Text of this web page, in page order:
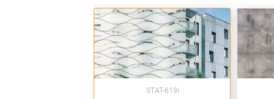
STAT-619i